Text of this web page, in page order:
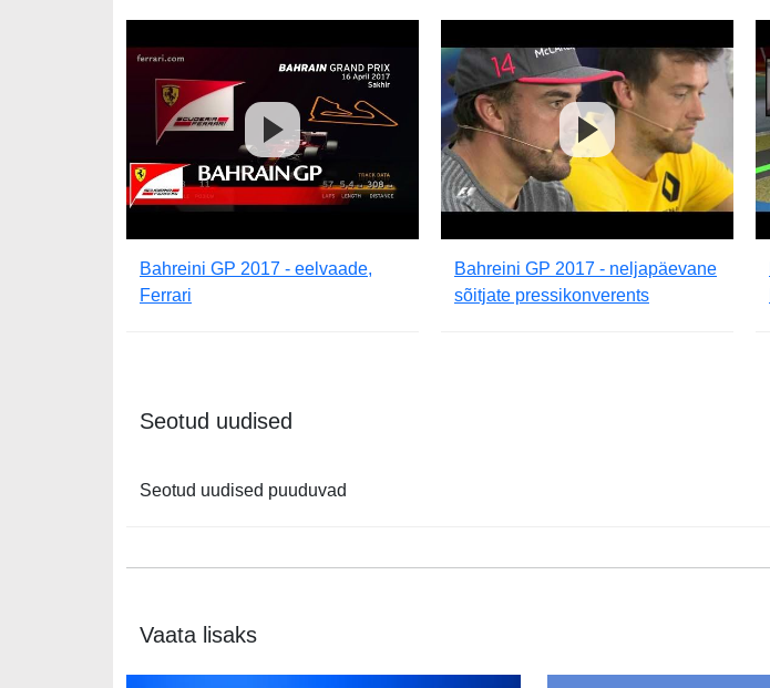
Bahreini GP 2017 - eelvaade,
Ferrari
Bahreini GP 2017 - neljapäevane
sõitjate pressikonverents
Seotud uudised
Seotud uudised puuduvad
Vaata lisaks